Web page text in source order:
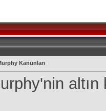
Kanunları
altın